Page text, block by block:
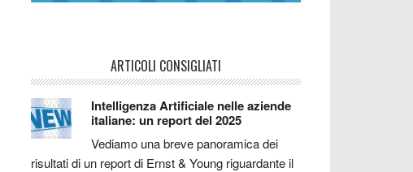
ARTICOLI CONSIGLIATI
Intelligenza Artificiale nelle aziende
italiane: un report del 2025
Vediamo una breve panoramica dei
risultati di un report di Ernst & Young riguardante il